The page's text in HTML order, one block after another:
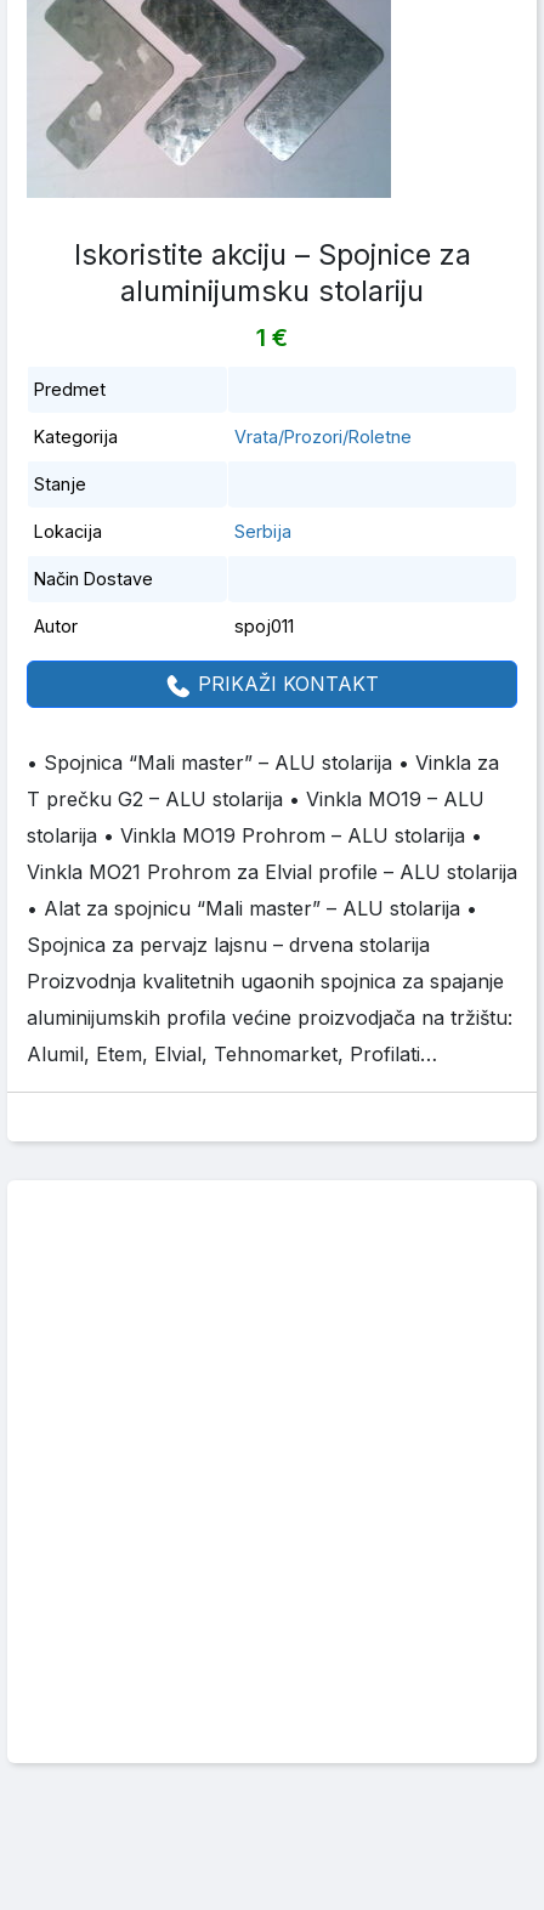
Iskoristite akciju – Spojnice za
aluminijumsku stolariju
1 €
Predmet
Kategorija Vrata/Prozori/Roletne
Stanje
Lokacija Serbija
Način Dostave
Autor spoj011
PRIKAŽI KONTAKT
• Spojnica “Mali master” – ALU stolarija • Vinkla za
T prečku G2 – ALU stolarija • Vinkla MO19 – ALU
stolarija • Vinkla MO19 Prohrom – ALU stolarija •
Vinkla MO21 Prohrom za Elvial profile – ALU stolarija
• Alat za spojnicu “Mali master” – ALU stolarija •
Spojnica za pervajz lajsnu – drvena stolarija
Proizvodnja kvalitetnih ugaonih spojnica za spajanje
aluminijumskih profila većine proizvodjača na tržištu:
Alumil, Etem, Elvial, Tehnomarket, Profilati…